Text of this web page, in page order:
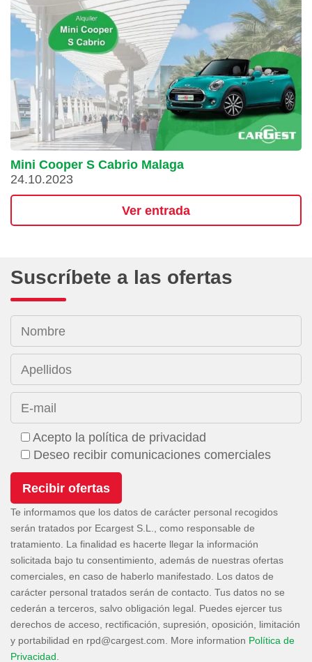
Mini Cooper S Cabrio Malaga
24.10.2023
Ver entrada
Suscríbete a las ofertas
Nombre
Apellidos
E-mail
Acepto la política de privacidad
Deseo recibir comunicaciones comerciales
Te informamos que los datos de carácter personal recogidos
serán tratados por Ecargest S.L., como responsable de
tratamiento. La finalidad es hacerte llegar la información
solicitada bajo tu consentimiento, además de nuestras ofertas
comerciales, en caso de haberlo manifestado. Los datos de
carácter personal tratados serán de contacto. Tus datos no se
cederán a terceros, salvo obligación legal. Puedes ejercer tus
derechos de acceso, rectificación, supresión, oposición, limitación
y portabilidad en
. More information Política de
Privacidad